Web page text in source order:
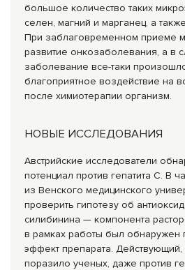
большое количество таких
селен, магний и марганец, а
При заблаговременном приеме
развитие онкозаболевания, а в
заболевание все-таки
благоприятное воздействие на
после химиотерапии организм.
НОВЫЕ ИССЛЕДОВАНИЯ
Австрийские исследователи
потенциал против гепатита С. В
из Венского медицинского
проверить гипотезу об
силибинина — компонента
в рамках работы был обнаружен
эффект препарата.
поразило ученых, даже против